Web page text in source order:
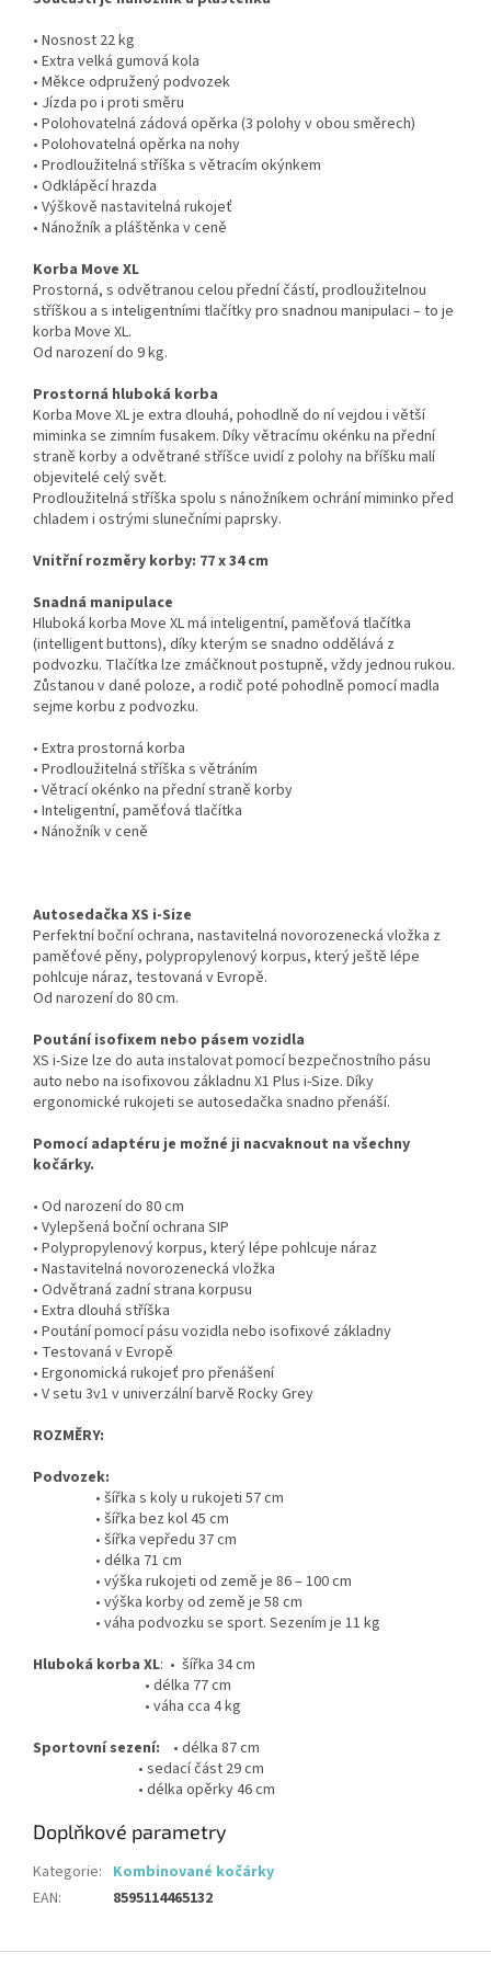
• Nosnost 22 kg
• Extra velká gumová kola
• Měkce odpružený podvozek
• Jízda po i proti směru
• Polohovatelná zádová opěrka (3 polohy v obou směrech)
• Polohovatelná opěrka na nohy
• Prodloužitelná stříška s větracím okýnkem
• Odklápěcí hrazda
• Výškově nastavitelná rukojeť
• Nánožník a pláštěnka v ceně
Korba Move XL
Prostorná, s odvětranou celou přední částí, prodloužitelnou
stříškou a s inteligentními tlačítky pro snadnou manipulaci – to je
korba Move XL.
Od narození do 9 kg.
Prostorná hluboká korba
Korba Move XL je extra dlouhá, pohodlně do ní vejdou i větší
miminka se zimním fusakem. Díky větracímu okénku na přední
straně korby a odvětrané stříšce uvidí z polohy na bříšku malí
objevitelé celý svět.
Prodloužitelná stříška spolu s nánožníkem ochrání miminko před
chladem i ostrými slunečními paprsky.
Vnitřní rozměry korby: 77 x 34 cm
Snadná manipulace
Hluboká korba Move XL má inteligentní, paměťová tlačítka
(intelligent buttons), díky kterým se snadno oddělává z
podvozku. Tlačítka lze zmáčknout postupně, vždy jednou rukou.
Zůstanou v dané poloze, a rodič poté pohodlně pomocí madla
sejme korbu z podvozku.
• Extra prostorná korba
• Prodloužitelná stříška s větráním
• Větrací okénko na přední straně korby
• Inteligentní, paměťová tlačítka
• Nánožník v ceně
Autosedačka XS i-Size
Perfektní boční ochrana, nastavitelná novorozenecká vložka z
paměťové pěny, polypropylenový korpus, který ještě lépe
pohlcuje náraz, testovaná v Evropě.
Od narození do 80 cm.
Poutání isofixem nebo pásem vozidla
XS i-Size lze do auta instalovat pomocí bezpečnostního pásu
auto nebo na isofixovou základnu X1 Plus i-Size. Díky
ergonomické rukojeti se autosedačka snadno přenáší.
Pomocí adaptéru je možné ji nacvaknout na všechny
kočárky.
• Od narození do 80 cm
• Vylepšená boční ochrana SIP
• Polypropylenový korpus, který lépe pohlcuje náraz
• Nastavitelná novorozenecká vložka
• Odvětraná zadní strana korpusu
• Extra dlouhá stříška
• Poutání pomocí pásu vozidla nebo isofixové základny
• Testovaná v Evropě
• Ergonomická rukojeť pro přenášení
• V setu 3v1 v univerzální barvě Rocky Grey
ROZMĚRY:
Podvozek:
• šířka s koly u rukojeti 57 cm
• šířka bez kol 45 cm
• šířka vepředu 37 cm
• délka 71 cm
• výška rukojeti od země je 86 – 100 cm
• výška korby od země je 58 cm
• váha podvozku se sport. Sezením je 11 kg
Hluboká korba XL: • šířka 34 cm
• délka 77 cm
• váha cca 4 kg
Sportovní sezení: • délka 87 cm
• sedací část 29 cm
• délka opěrky 46 cm
Doplňkové parametry
Kategorie: Kombinované kočárky
EAN: 8595114465132